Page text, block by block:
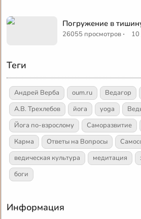
Погружение в
26055 просмотров · 10
Теги
Андрей Верба oum.ru Ведагор
А.В. Трехлебов
йога yoga
Йога по-взрослому
Саморазвитие
Карма
Ответы на Вопросы
ведическая культура
медитация
боги
Информация